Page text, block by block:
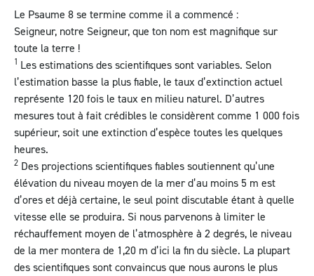
Le Psaume 8se termine comme il a commencé :
Seigneur, notre Seigneur, que ton nom est magnifique sur
toute la terre !
1 Les estimations des scientifiques sont variables. Selon
l’estimation basse la plus fiable, le taux d’extinction actuel
représente 120 fois le taux en milieu naturel. D’autres
mesures tout à fait crédibles le considèrent comme 1 000 fois
supérieur, soit une extinction d’espèce toutes les quelques
heures.
2 Des projections scientifiques fiables soutiennent qu’une
élévation du niveau moyen de la mer d’au moins 5 m est
d’ores et déjà certaine, le seul point discutable étant à quelle
vitesse elle se produira. Si nous parvenons à limiter le
réchauffement moyen de l’atmosphère à 2 degrés, le niveau
de la mer montera de 1,20 m d’ici la fin du siècle. La plupart
des scientifiques sont convaincus que nous aurons le plus